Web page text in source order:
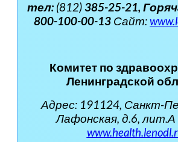
тел: (812)385-25-21,
800-100-00-13 Сайт:
Комитет по
Ленинградской
Адрес: 191124, Санкт-
Лафонская, д.6, лит.А